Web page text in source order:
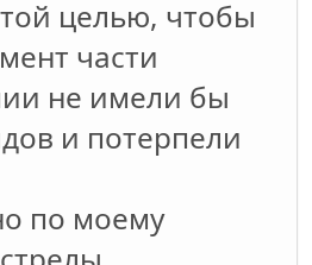
целью, чтобы
части
не имели бы
и потерпели
по моему